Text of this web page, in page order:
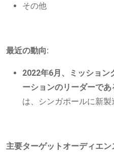
その他
最近の動向:
2022年6月、ミッション
ーションのリーダーであ
は、シンガポールに新製
主要ターゲットオーディエン